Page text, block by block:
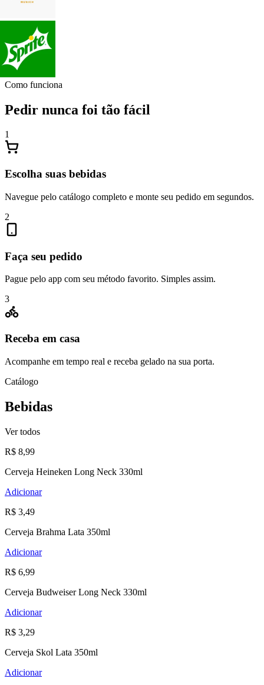
Como funciona
Pedir nunca foi tão fácil
1
Escolha suas bebidas
Navegue pelo catálogo completo e monte seu pedido em segundos.
2
Faça seu pedido
Pague pelo app com seu método favorito. Simples assim.
3
Receba em casa
Acompanhe em tempo real e receba gelado na sua porta.
Catálogo
Bebidas
Ver todos
R$ 8,99
Cerveja Heineken Long Neck 330ml
Adicionar
R$ 3,49
Cerveja Brahma Lata 350ml
Adicionar
R$ 6,99
Cerveja Budweiser Long Neck 330ml
Adicionar
R$ 3,29
Cerveja Skol Lata 350ml
Adicionar